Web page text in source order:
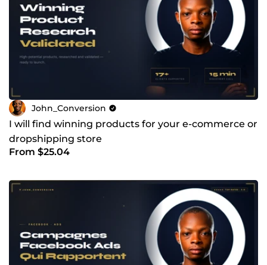
John_Conversion
I will find winning products for your e-commerce or
dropshipping store
From $25.04